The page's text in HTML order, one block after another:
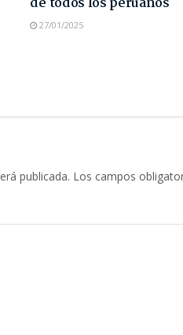
27/01/2025
publicada. Los campos